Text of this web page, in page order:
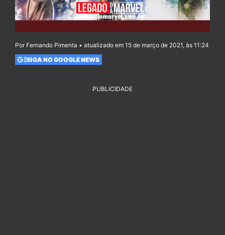
Por Fernando Pimenta • atualizado em 15 de março de 2021, às 11:24
SIGA NO GOOGLE NEWS
PUBLICIDADE